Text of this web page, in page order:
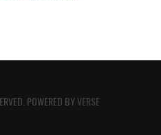
POWERED BYVERSE